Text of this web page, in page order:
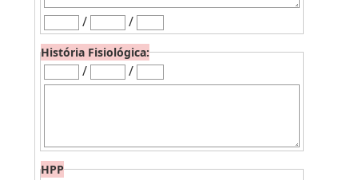
/ /
História Fisiológica:
/ /
HPP